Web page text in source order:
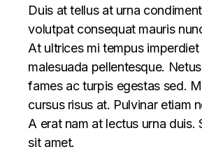
Duis at tellus at urna
volutpat consequat mauris
At ultrices mi tempus imperdiet
malesuada pellentesque.
fames ac turpis egestas sed.
cursus risus at. Pulvinar etiam
A erat nam at lectus urna duis.
sit amet.